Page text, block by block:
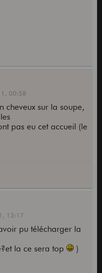
00:58
cheveux sur la soupe,
pas eu cet accueil (le
13:17
pu télécharger la
la ce sera top
)